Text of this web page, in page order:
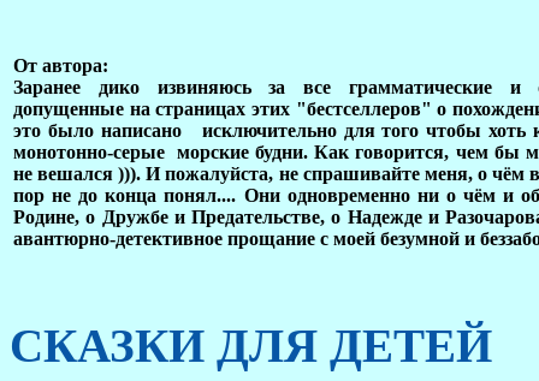
От автора:
Заранее дико извиняюсь за все грамматические и
допущенные на страницах этих "бестселлеров" о
это было написано исключительно для того чтобы хоть
монотонно-серые морские будни. Как говорится, чем бы
не вешался ))). И пожалуйста, не спрашивайте меня, о чём
пор не до конца понял.... Они одновременно ни о чём и
Родине, о Дружбе и Предательстве, о Надежде и
авантюрно-детективное прощание с моей безумной и
СКАЗКИ ДЛЯ ДЕТЕЙ